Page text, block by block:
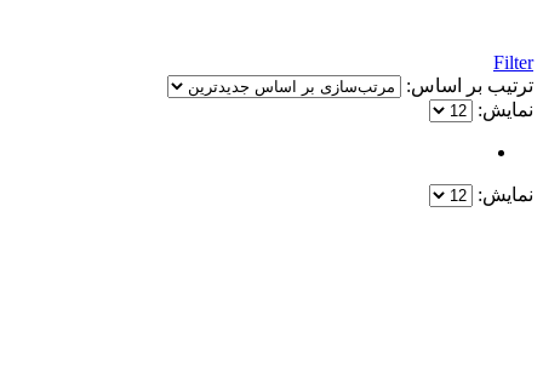
Filter
ترتیب بر اساس:
نمایش:
نمایش: